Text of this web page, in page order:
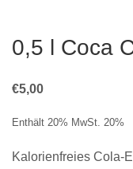
0,5 l Coca
€5,00
Enthält 20% MwSt. 20%
Kalorienfreies Cola-